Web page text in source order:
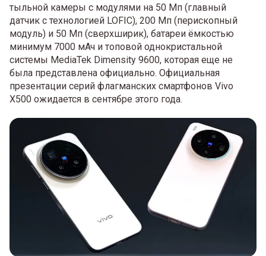
тыльной камеры с модулями на 50 Мп (главный
датчик с технологией LOFIC), 200 Мп (перископный
модуль) и 50 Мп (сверхширик), батареи ёмкостью
минимум 7000 мАч и топовой однокристальной
системы MediaTek Dimensity 9600, которая еще не
была представлена официально. Официальная
презентации серий флагманских смартфонов Vivo
X500 ожидается в сентябре этого года.